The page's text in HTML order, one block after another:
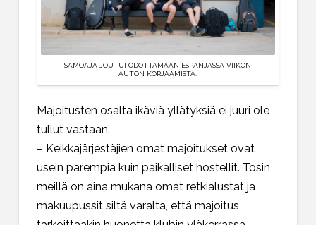
SAMOAJA JOUTUI ODOTTAMAAN ESPANJASSA VIIKON
AUTON KORJAAMISTA.
Majoitusten osalta ikäviä yllätyksiä ei juuri ole
tullut vastaan.
– Keikkajärjestäjien omat majoitukset ovat
usein parempia kuin paikalliset hostellit. Tosin
meillä on aina mukana omat retkialustat ja
makuupussit siltä varalta, että majoitus